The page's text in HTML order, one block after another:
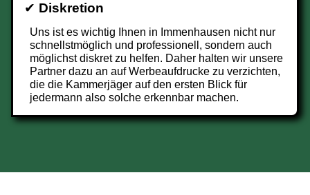
✔ Diskretion
Uns ist es wichtig Ihnen in Immenhausen nicht nur
schnellstmöglich und professionell, sondern auch
möglichst diskret zu helfen. Daher halten wir unsere
Partner dazu an auf Werbeaufdrucke zu verzichten,
die die Kammerjäger auf den ersten Blick für
jedermann also solche erkennbar machen.